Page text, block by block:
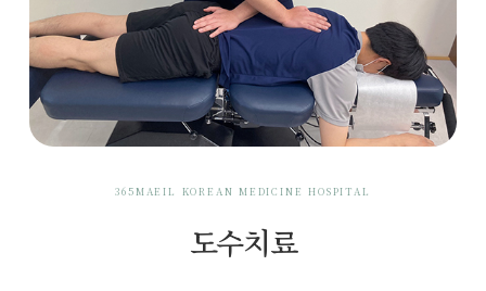
365MAEIL KOREAN MEDICINE HOSPITAL
도수치료